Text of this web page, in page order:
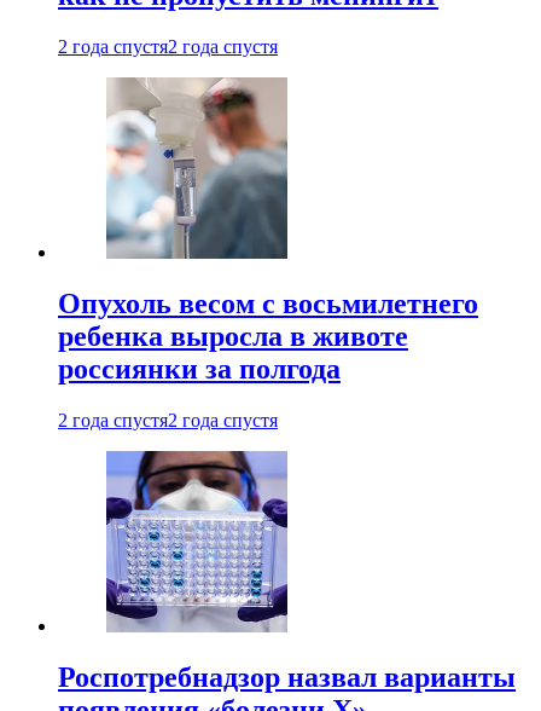
2 года спустя2 года спустя
Опухоль весом с восьмилетнего
ребенка выросла в животе
россиянки за полгода
2 года спустя2 года спустя
Роспотребнадзор назвал варианты